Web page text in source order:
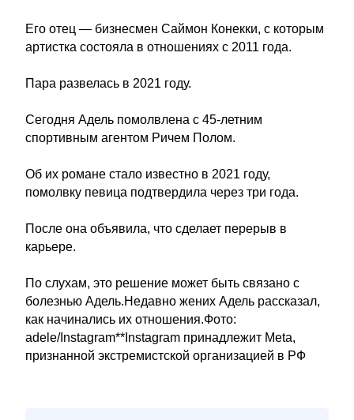
Его отец — бизнесмен Саймон Конекки, с которым
артистка состояла в отношениях с 2011 года.
Пара развелась в 2021 году.
Сегодня Адель помолвлена с 45-летним
спортивным агентом Ричем Полом.
Об их романе стало известно в 2021 году,
помолвку певица подтвердила через три года.
После она объявила, что сделает перерыв в
карьере.
По слухам, это решение может быть связано с
болезнью Адель.Недавно жених Адель рассказал,
как начинались их отношения.Фото:
adele/Instagram**Instagram принадлежит Meta,
признанной экстремистской организацией в РФ